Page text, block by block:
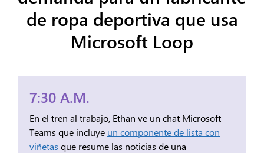
de ropa deportiva que usa
Microsoft Loop
7:30 A.M.
En el tren al trabajo, Ethan ve un chat Microsoft
Teams que incluye un componente de lista con
viñetas que resume las noticias de una